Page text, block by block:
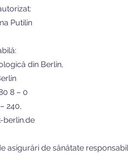
Putilin
din Berlin,
8 – 0
240,
berlin.de
asigurări de sănătate